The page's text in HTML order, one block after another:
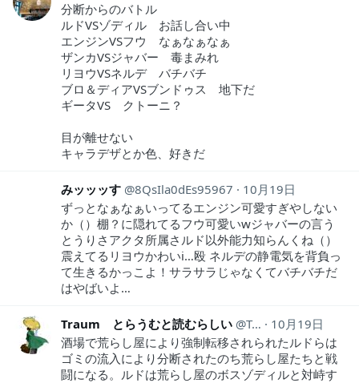
分断からのバトル
ルドVSゾディル お話し合い中
エンジンVSフウ なぁなぁなぁ
ザンカVSジャバー 毒まみれ
リヨウVSネルデ バチバチ
ブロ＆ディアVSブンドゥス 地下だ
ギータVS クトーニ？
目が離せない
キャラデザとか色、好きだ
みッッッす 8QsIla0dEs95967
10月19日
ずっとなぁなぁいってるエンジン可愛すぎやしない
か（）棚？に隠れてるフウ可愛いwジャバーの言う
とうりさアクタ所属さルド以外能力知らんくね（）
震えてるリヨウかわいi…殴 ネルデの静電気を背負っ
て生きるかっこよ！サラサラじゃなくてバチバチだ
はやばいよ…
Traum とらうむと読むらしい Traum1
10月19日
酒場で荒らし屋により強制転移されられたルドらは
ゴミの流入により分断されたのち荒らし屋たちと戦
闘になる。ルドは荒らし屋のボスゾディルと対峙す